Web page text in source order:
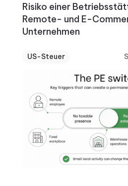
Risiko einer
Remote- und E-
Unternehmen
US-Steuer